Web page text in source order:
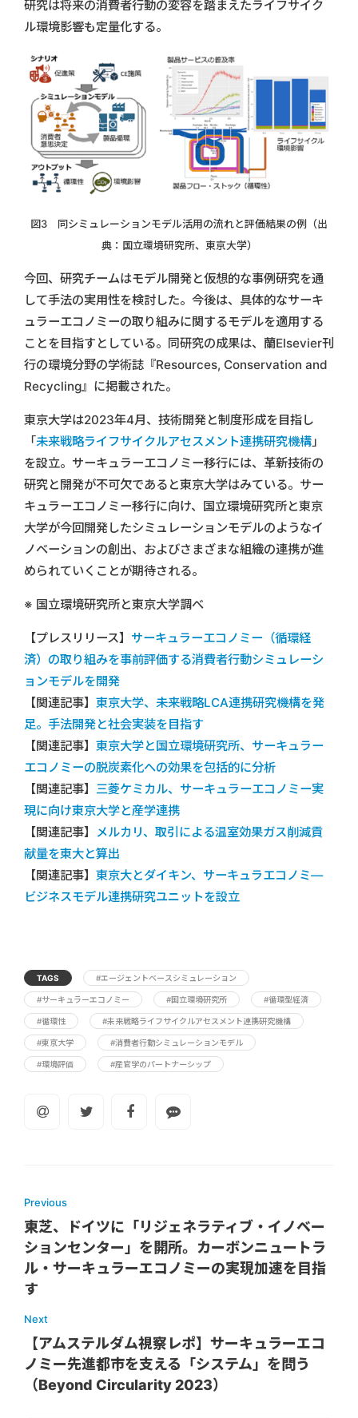
研究は将来の消費者行動の変容を踏まえたライフサイク
ル環境影響も定量化する。
図3 同シミュレーションモデル活用の流れと評価結果の例（出
典：国立環境研究所、東京大学）
今回、研究チームはモデル開発と仮想的な事例研究を通
して手法の実用性を検討した。今後は、具体的なサーキ
ュラーエコノミーの取り組みに関するモデルを適用する
ことを目指すとしている。同研究の成果は、蘭Elsevier刊
行の環境分野の学術誌『Resources, Conservation and
Recycling』に掲載された。
東京大学は2023年4月、技術開発と制度形成を目指し
「未来戦略ライフサイクルアセスメント連携研究機構 」
を設立。サーキュラーエコノミー移行には、革新技術の
研究と開発が不可欠であると東京大学はみている。サー
キュラーエコノミー移行に向け、国立環境研究所と東京
大学が今回開発したシミュレーションモデルのようなイ
ノベーションの創出、およびさまざまな組織の連携が進
められていくことが期待される。
※ 国立環境研究所と東京大学調べ
【プレスリリース】 サーキュラーエコノミー（循環経
済）の取り組みを事前評価する消費者行動シミュレーシ
ョンモデルを開発
【関連記事】 東京大学、未来戦略LCA連携研究機構を発
足。手法開発と社会実装を目指す
【関連記事】 東京大学と国立環境研究所、サーキュラー
エコノミーの脱炭素化への効果を包括的に分析
【関連記事】 三菱ケミカル、サーキュラーエコノミー実
現に向け東京大学と産学連携
【関連記事】
メルカリ、取引による温室効果ガス削減貢
献量を東大と算出
【関連記事】 東京大とダイキン、サーキュラエコノミ―
ビジネスモデル連携研究ユニットを設立
TAGS #エージェントベースシミュレーション
#サーキュラーエコノミー #国立環境研究所 #循環型経済
#循環性 #未来戦略ライフサイクルアセスメント連携研究機構
#東京大学 #消費者行動シミュレーションモデル
#環境評価 #産官学のパートナーシップ
Previous
東芝、ドイツに「リジェネラティブ・イノベー
ションセンター」を開所。カーボンニュートラ
ル・サーキュラーエコノミーの実現加速を目指
す
Next
【アムステルダム視察レポ】サーキュラーエコ
ノミー先進都市を支える「システム」を問う
（Beyond Circularity 2023）